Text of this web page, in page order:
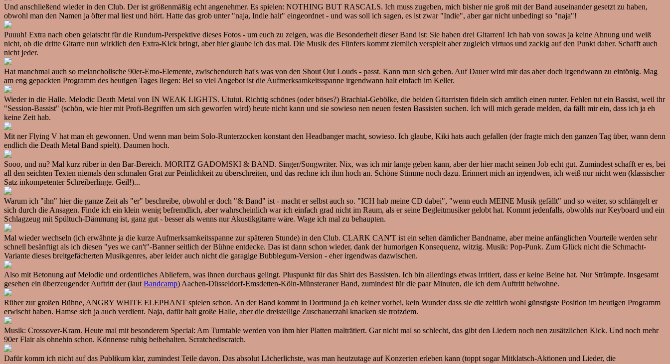
Und anschließend wieder in den Club. Der ist größenmäßig echt angenehmer. Es spielen: NOTHING BUT RASCALS. Ich muss zugeben, mich bisher nie groß mit der Band auseinander gesetzt zu haben,
obwohl man den Namen ja öfter mal liest und hört. Hatte das grob unter "naja, Indie halt" eingeordnet - und was soll ich sagen, es ist zwar "Indie", aber gar nicht unbedingt so "naja"!
Puuuh! Extra nach oben gelatscht für die Rundum-Perspektive dieses Fotos - um euch zu zeigen, was die Besonderheit dieser Band ist: Sie haben drei Gitarren! Ich hab von sowas ja keine Ahnung und weiß
nicht, ob die dritte Gitarre nun wirklich den Extra-Kick bringt, aber hier glaube ich das mal. Die Musik des Fünfers kommt ziemlich verspielt aber zugleich virtuos und zackig auf den Punkt daher. Schafft auch
nicht jeder.
Hat manchmal auch so melancholische 90er-Emo-Elemente, zwischendurch hat's was von den Shout Out Louds - passt. Kann man sich geben. Auf Dauer wird mir das aber doch irgendwann zu eintönig. Mag
am eng gepackten Programm des heutigen Tages liegen: Bei so viel Angebot ist die Aufmerksamkeitsspanne irgendwann halt einfach im Keller.
Wieder in die Halle. Melodic Death Metal von IN WEAK LIGHTS. Uiuiui. Richtig schönes (oder böses?) Brachial-Gebölke, die beiden Gitarristen fideln sich amtlich einen runter. Fehlen tut ein Bassist, weil ihr
"Session-Bassist" (schön, wie hier mit Profi-Begriffen um sich geworfen wird) heute nicht kann und sie sowieso nen neuen festen Bassisten suchen. Ich will mich gerade melden, da fällt mir ein, dass ich ja eh
keine Zeit hab.
Mit ner Flying V hat man eh gewonnen. Und wenn man beim Solo-Runterzocken konstant den Headbanger macht, sowieso. Ich glaube, Kiki hats auch gefallen (der fragte mich den ganzen Tag über, wann denn
endlich die Death Metal Band spielt). Daumen hoch.
Sooo, und nu? Mal kurz rüber in den Bar-Bereich. MORITZ GADOMSKI & BAND. Singer/Songwriter. Nix, was ich mir lange geben kann, aber der hier macht seinen Job echt gut. Zumindest schafft er es, bei
all den seichten Texten niemals den schmalen Grat zur Peinlichkeit zu überschreiten, und das rechne ich ihm hoch an. Schöne Stimme noch dazu. Erinnert mich an irgendwen, ich weiß nur nicht wen (klassischer
Satz inkompetenter Schreiberlinge. Geil!)...
Warum ich "ihn" hier die ganze Zeit als "er" beschreibe, obwohl er doch "& Band" ist - macht er selbst auch so. "ICH hab meine CD dabei", "wenn euch MEINE Musik gefällt" und so weiter, so schlängelt er
sich durch die Ansagen. Finde ich ein klein wenig befremdlich, aber wahrscheinlich war ich einfach grad nicht im Raum, als er seine Begleitmusiker gelobt hat. Kommt jedenfalls, obwohls nur Keyboard und ein
Schlagzeug mit Spültuch-Dämmung ist, ganz gut - besser als wenns nur Akustikgitarre wäre. Wage ich mal zu behaupten.
Mal wieder wechseln (ich erwähnte ja die kurze Aufmerksamkeitsspanne zur späteren Stunde) in den Club. CLARK CAN'T ist ein selten dämlicher Bandname, aber meine anfänglichen Vourteile werden sehr
schnell besänftigt als ich diesen "yes we can't"-Banner seitlich der Bühne entdecke. Das ist dann schon wieder, dank der humorigen Konsequenz, witzig. Musik: Pop-Punk. Zum Glück nicht die Schmacht-
Variante dieses breitgefächerten Musikgenres, aber leider auch nicht die garagige Bubblegum-Version - eher irgendwas dazwischen.
Also mit Betonung auf Melodie und ordentliches Abliefern, was ihnen durchaus gelingt. Pluspunkt für das Shirt des Bassisten. Ich bin allerdings etwas irritiert, dass er keine Beine hat. Nur Strümpfe. Insgesamt
gesehen ein überzeugender Auftritt der (laut Bandcamp) Aachen-Düsseldorf-­Emsdetten-Köln-­Münsteraner Band, zumindest für die paar Minuten, die ich dem Auftritt beiwohne.
Rüber zur großen Bühne, ANGRY WHITE ELEPHANT spielen schon. An der Band kommt in Dortmund ja eh keiner vorbei, kein Wunder dass sie die zeitlich wohl günstigste Position im heutigen Programm
erwischt haben. Hamse sich ja auch verdient. Naja, dafür halt große Halle, aber die dreistellige Zuschauerzahl knacken sie trotzdem.
Musik: Crossover-Kram. Heute mal mit besonderem Special: Am Turntable werden von ihm hier Platten malträtiert. Gar nicht mal so schlecht, das gibt den Liedern noch nen zusätzlichen Kick. Und noch mehr
90er Flair als ohnehin schon. Könnense ruhig beibehalten. Scratchediscratch.
Dafür komm ich nicht auf das Publikum klar, zumindest Teile davon. Das absolut Lächerlichste, was man heutzutage auf Konzerten erleben kann (toppt sogar Mitklatsch-Aktionen und Lieder, die